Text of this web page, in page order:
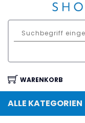
WARENKORB
ALLE KATEGORIEN